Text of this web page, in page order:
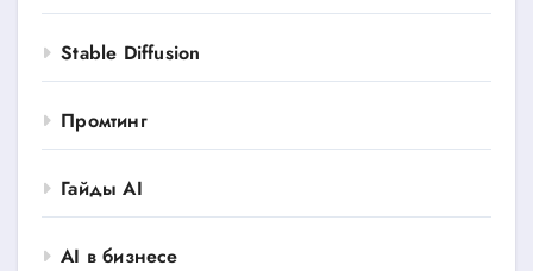
Stable Diffusion
Промтинг
Гайды AI
AI в бизнесе